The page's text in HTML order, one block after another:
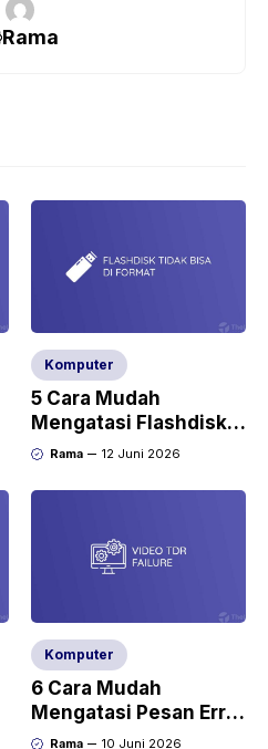
Rama
Komputer
5 Cara Mudah
Mengatasi Flashdisk
Tidak Bisa Diformat
Rama 12 Juni 2026
Komputer
6 Cara Mudah
Mengatasi Pesan Error
Video TDR Failure
Rama 10 Juni 2026